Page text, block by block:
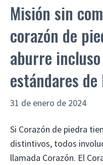
Misión sin
corazón de
aburre
estándares
31 de enero de 2024
Si Corazón de piedra
distintivos, todos
llamada Corazón. El